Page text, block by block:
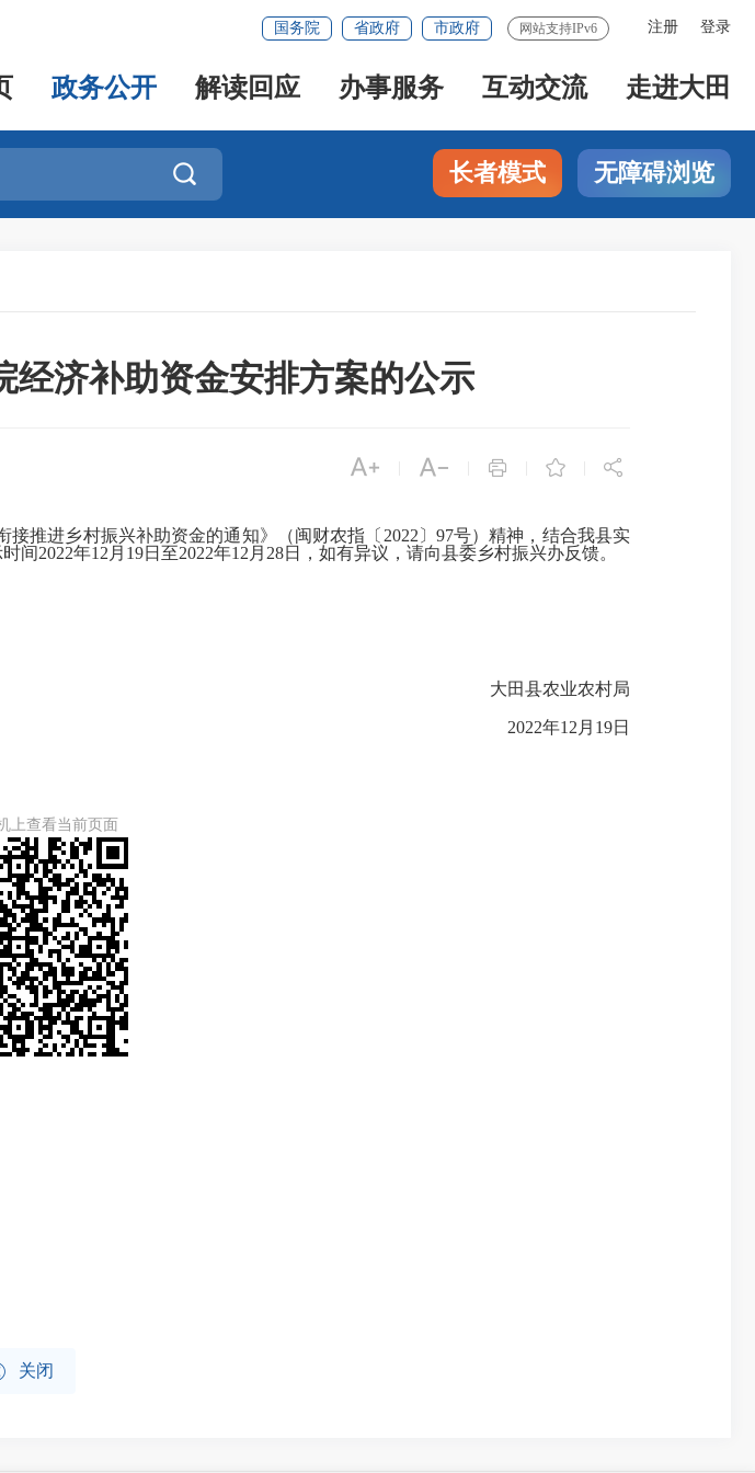
注册 登录
国务院 省政府 市政府 网站支持IPv6
政务公开 解读回应 办事服务 互动交流 走进大田
 长者模式 无障碍浏览
经济补助资金安排方案的公示
    
进乡村振兴补助资金的通知》（闽财农指〔2022〕97号）精神，结合我县实
2022年12月19日至2022年12月28日，如有异议，请向县委乡村振兴办反馈。
大田县农业农村局
2022年12月19日
上查看当前页面
关闭